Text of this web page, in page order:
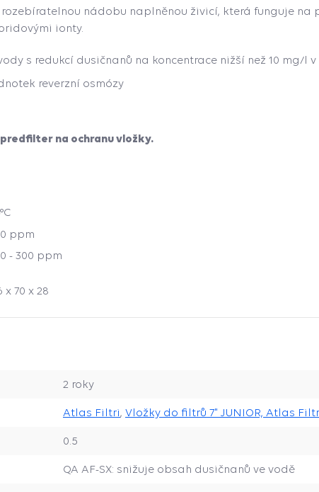
rozebíratelnou nádobu naplněnou živicí, která funguje
ionty.
s redukcí dusičnanů na koncentrace nižší než 10 mg/l
reverzní osmózy
na ochranu vložky.
ppm
- 300 ppm
x 70 x 28
2 roky
Atlas Filtri, Vložky do filtrů 7" JUNIOR, Atlas
0.5
QA AF-SX: snižuje obsah dusičnanů ve vodě